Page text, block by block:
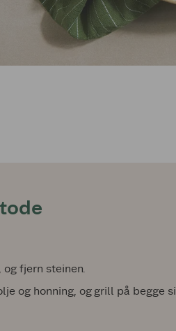
fjern steinen.
og honning, og grill på begge